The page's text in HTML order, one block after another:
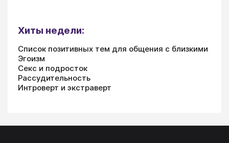
Хиты недели:
Список позитивных тем для общения с близкими
Эгоизм
Секс и подросток
Рассудительность
Интроверт и экстраверт